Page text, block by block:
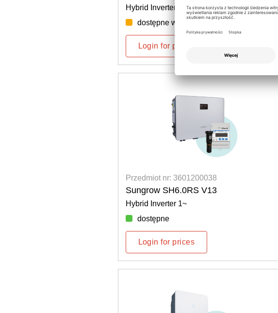
Hybrid Inverter 1~
dostępne według tygodnia: 36/2026
Login for prices
Przedmiot nr: 3601200038
Sungrow SH6.0RS V13
Hybrid Inverter 1~
dostępne
Login for prices